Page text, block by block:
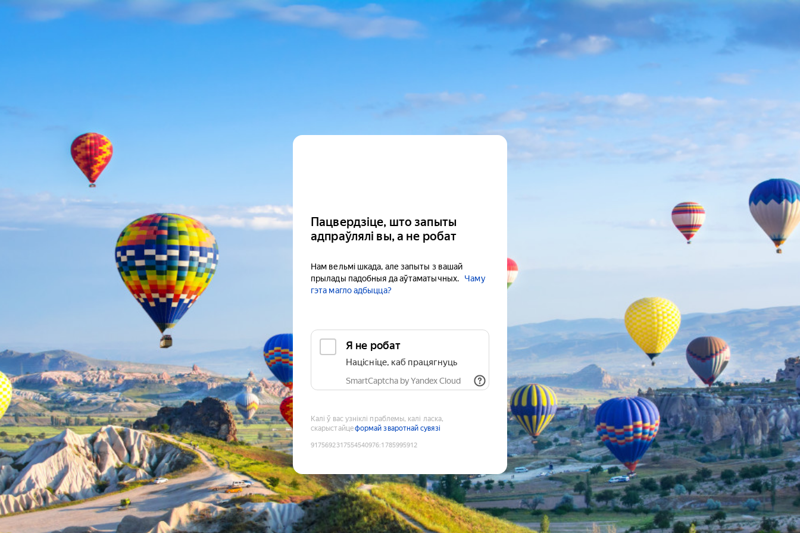
Пацвердзіце, што запыты
адпраўлялі вы, а не робат
Нам вельмі шкада, але запыты з вашай
прылады падобныя да аўтаматычных.
Чаму
гэта магло адбыцца?
Я не робат
Націсніце, каб працягнуць
SmartCaptcha by Yandex Cloud
Калі ў вас узніклі праблемы, калі ласка,
скарыстайцеформай зваротнай сувязі
9175692317554540976:1785995912